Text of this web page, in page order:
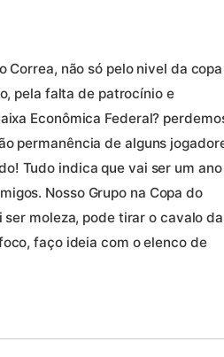
Correa, não só pelo nivel da copa
pela falta de patrocínio e
Econômica Federal?
permanência de alguns
Tudo indica que vai ser um ano
Nosso Grupo na Copa do
moleza, pode tirar o cavalo da
faço ideia com o elenco de